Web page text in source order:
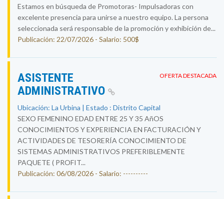
Estamos en búsqueda de Promotoras- Impulsadoras con
excelente presencia para unirse a nuestro equipo. La persona
seleccionada será responsable de la promoción y exhibición de...
Publicación: 22/07/2026 - Salario: 500$
OFERTA DESTACADA
ASISTENTE
ADMINISTRATIVO
Ubicación: La Urbina | Estado : Distrito Capital
SEXO FEMENINO EDAD ENTRE 25 Y 35 AñOS
CONOCIMIENTOS Y EXPERIENCIA EN FACTURACIÓN Y
ACTIVIDADES DE TESORERÍA CONOCIMIENTO DE
SISTEMAS ADMINISTRATIVOS PREFERIBLEMENTE
PAQUETE ( PROFIT...
Publicación: 06/08/2026 - Salario: ----------